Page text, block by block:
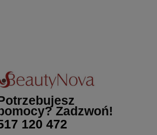
Zadzwoń!
120 472